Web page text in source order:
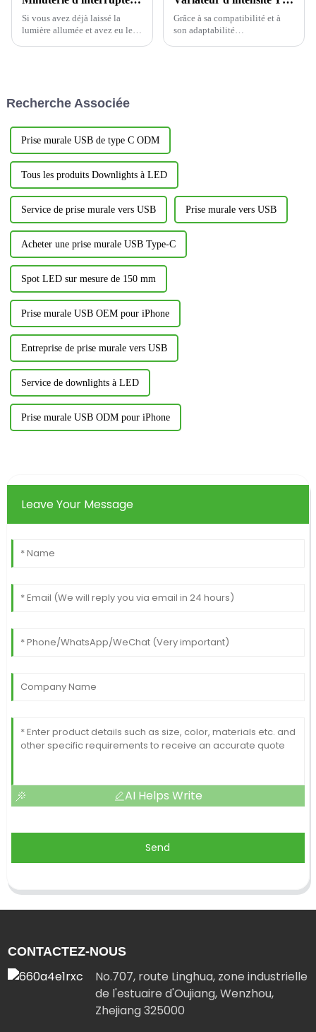
Si vous avez déjà laissé la
lumière allumée et avez eu le
d'énergie, est là pour vous aider
Grâce à sa compatibilité et à
son adaptabilité
Recherche Associée
Prise murale USB de type C ODM
Tous les produits Downlights à LED
Service de prise murale vers USB Prise murale vers USB
Acheter une prise murale USB Type-C
Spot LED sur mesure de 150 mm
Prise murale USB OEM pour iPhone
Entreprise de prise murale vers USB
Service de downlights à LED
Prise murale USB ODM pour iPhone
Leave Your Message
AI Helps Write
Send
CONTACTEZ-NOUS
No.707, route Linghua, zone industrielle
de l'estuaire d'Oujiang, Wenzhou,
Zhejiang 325000